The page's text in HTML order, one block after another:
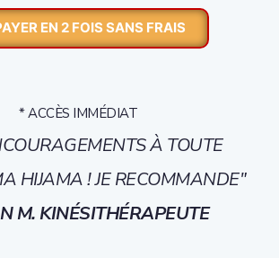
EN 2 FOIS SANS FRAIS
* ACCÈS IMMÉDIAT
À TOUTE
HIJAMA ! JE RECOMMANDE"
M. KINÉSITHÉRAPEUTE